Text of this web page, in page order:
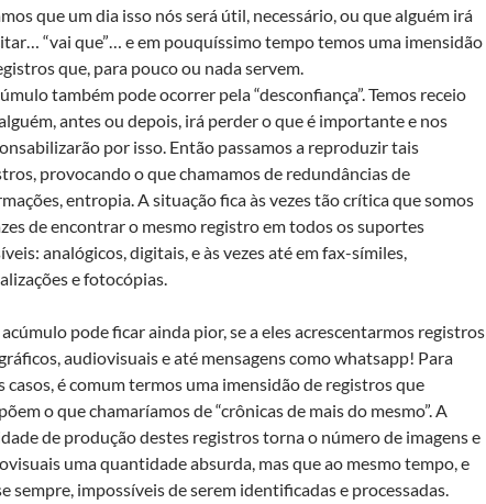
que um dia isso nós será útil, necessário, ou que alguém irá
“vai que”… e em pouquíssimo tempo temos uma imensidão
que, para pouco ou nada servem.
também pode ocorrer pela “desconfiança”. Temos receio
antes ou depois, irá perder o que é importante e nos
por isso. Então passamos a reproduzir tais
provocando o que chamamos de redundâncias de
entropia. A situação fica às vezes tão crítica que somos
de encontrar o mesmo registro em todos os suportes
analógicos, digitais, e às vezes até em fax-símiles,
e fotocópias.
acúmulo pode ficar ainda pior, se a eles acrescentarmos registros
audiovisuais e até mensagens como whatsapp! Para
casos, é comum termos uma imensidão de registros que
o que chamaríamos de “crônicas de mais do mesmo”. A
de produção destes registros torna o número de imagens e
uma quantidade absurda, mas que ao mesmo tempo, e
sempre, impossíveis de serem identificadas e processadas.